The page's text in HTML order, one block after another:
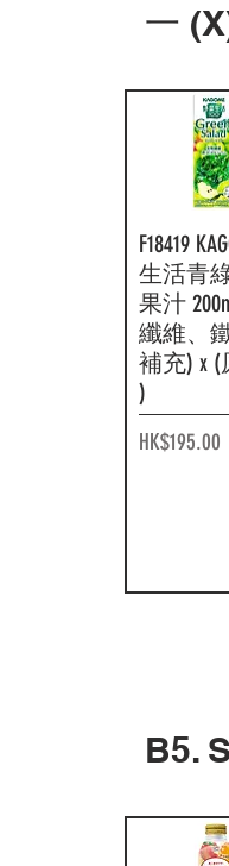
氏百份
8支)
HK$210.00
蘋果汁
盒)
HK$142.00
一
快
F18419
生活青
果汁
纖維、
補充) x (
)
價格
HK$195.00
B5.